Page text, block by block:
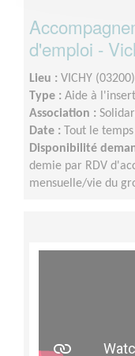
d'emploi -
Lieu : VICHY (03200)
Type : Aide à
Association :
Date :
Tout le temps
Disponibilité
demie par RDV
mensuelle/vie du